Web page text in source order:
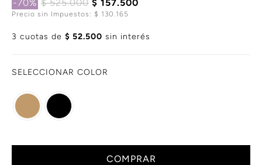
-70% $ 525.000 $ 157.500
Precio sin Impuestos: $ 130.165
3 cuotas de $ 52.500 sin interés
SELECCIONAR COLOR
COMPRAR